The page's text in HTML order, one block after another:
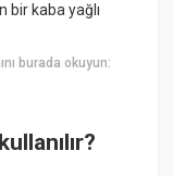
bir kaba yağlı
burada okuyun: